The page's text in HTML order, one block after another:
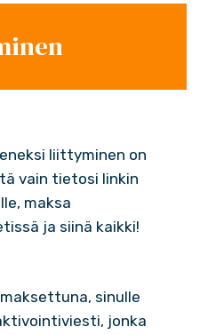
liittyminen on
vain tietosi linkin
maksa
ja siinä kaikki!
sinulle
jonka